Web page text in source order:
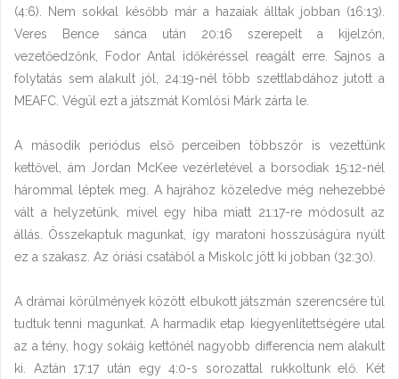
(4:6). Nem sokkal később már a hazaiak álltak jobban (16:13).
Veres Bence sánca után 20:16 szerepelt a kijelzőn,
vezetőedzőnk, Fodor Antal időkéréssel reagált erre. Sajnos a
folytatás sem alakult jól, 24:19-nél több szettlabdához jutott a
MEAFC. Végül ezt a játszmát Komlósi Márk zárta le.
A második periódus első perceiben többször is vezettünk
kettővel, ám Jordan McKee vezérletével a borsodiak 15:12-nél
hárommal léptek meg. A hajrához közeledve még nehezebbé
vált a helyzetünk, mivel egy hiba miatt 21:17-re módosult az
állás. Összekaptuk magunkat, így maratoni hosszúságúra nyúlt
ez a szakasz. Az óriási csatából a Miskolc jött ki jobban (32:30).
A drámai körülmények között elbukott játszmán szerencsére túl
tudtuk tenni magunkat. A harmadik etap kiegyenlítettségére utal
az a tény, hogy sokáig kettőnél nagyobb differencia nem alakult
ki. Aztán 17:17 után egy 4:0-s sorozattal rukkoltunk elő. Két